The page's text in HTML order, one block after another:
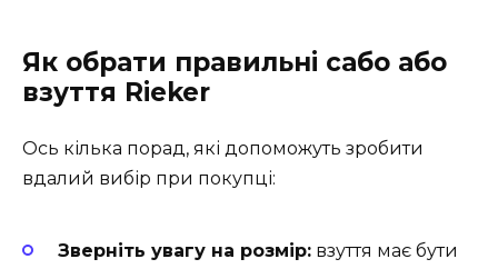
Як обрати правильні сабо або
взуття Rieker
Ось кілька порад, які допоможуть зробити
вдалий вибір при покупці:
Зверніть увагу на розмір: взуття має бути